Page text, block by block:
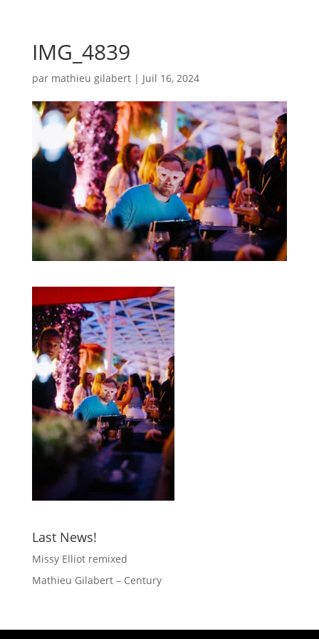
IMG_4839
par mathieu gilabert| Juil 16, 2024
Last News!
Missy Elliot remixed
Mathieu Gilabert – Century